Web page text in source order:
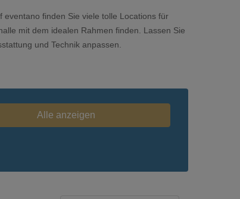
finden Sie viele tolle Locations für
mit dem idealen Rahmen finden. Lassen Sie
und Technik anpassen.
Alle anzeigen